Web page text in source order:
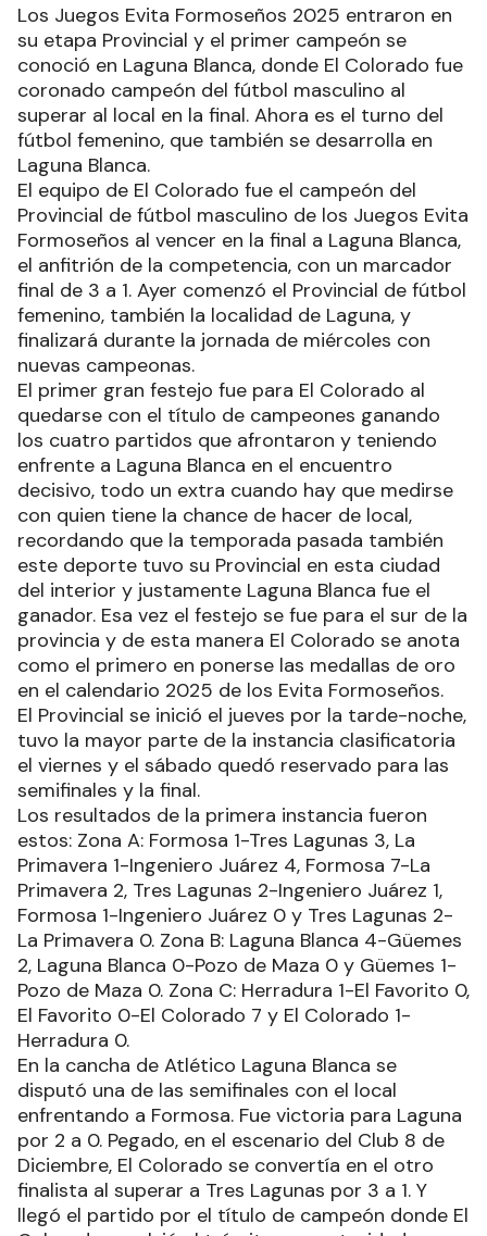
Los Juegos Evita Formoseños 2025 entraron en
su etapa Provincial y el primer campeón se
conoció en Laguna Blanca, donde El Colorado fue
coronado campeón del fútbol masculino al
superar al local en la final. Ahora es el turno del
fútbol femenino, que también se desarrolla en
Laguna Blanca.
El equipo de El Colorado fue el campeón del
Provincial de fútbol masculino de los Juegos Evita
Formoseños al vencer en la final a Laguna Blanca,
el anfitrión de la competencia, con un marcador
final de 3 a 1. Ayer comenzó el Provincial de fútbol
femenino, también la localidad de Laguna, y
finalizará durante la jornada de miércoles con
nuevas campeonas.
El primer gran festejo fue para El Colorado al
quedarse con el título de campeones ganando
los cuatro partidos que afrontaron y teniendo
enfrente a Laguna Blanca en el encuentro
decisivo, todo un extra cuando hay que medirse
con quien tiene la chance de hacer de local,
recordando que la temporada pasada también
este deporte tuvo su Provincial en esta ciudad
del interior y justamente Laguna Blanca fue el
ganador. Esa vez el festejo se fue para el sur de la
provincia y de esta manera El Colorado se anota
como el primero en ponerse las medallas de oro
en el calendario 2025 de los Evita Formoseños.
El Provincial se inició el jueves por la tarde-noche,
tuvo la mayor parte de la instancia clasificatoria
el viernes y el sábado quedó reservado para las
semifinales y la final.
Los resultados de la primera instancia fueron
estos: Zona A: Formosa 1-Tres Lagunas 3, La
Primavera 1-Ingeniero Juárez 4, Formosa 7-La
Primavera 2, Tres Lagunas 2-Ingeniero Juárez 1,
Formosa 1-Ingeniero Juárez 0 y Tres Lagunas 2-
La Primavera 0. Zona B: Laguna Blanca 4-Güemes
2, Laguna Blanca 0-Pozo de Maza 0 y Güemes 1-
Pozo de Maza 0. Zona C: Herradura 1-El Favorito 0,
El Favorito 0-El Colorado 7 y El Colorado 1-
Herradura 0.
En la cancha de Atlético Laguna Blanca se
disputó una de las semifinales con el local
enfrentando a Formosa. Fue victoria para Laguna
por 2 a 0. Pegado, en el escenario del Club 8 de
Diciembre, El Colorado se convertía en el otro
finalista al superar a Tres Lagunas por 3 a 1. Y
llegó el partido por el título de campeón donde El